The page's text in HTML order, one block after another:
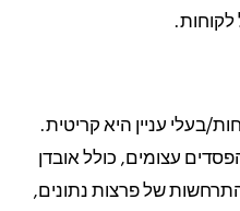
לקוחות.
בעלי עניין היא קריטית.
עצומים, כולל אובדן
של פרצות נתונים,